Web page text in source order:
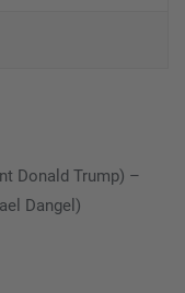
Donald Trump) –
Dangel)